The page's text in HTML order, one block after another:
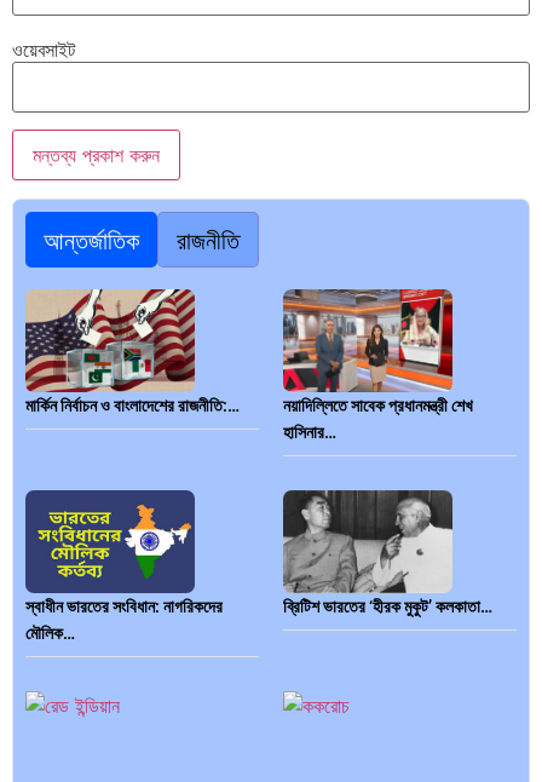
ওয়েবসাইট
আন্তর্জাতিক রাজনীতি
মার্কিন নির্বাচন ও বাংলাদেশের রাজনীতি:…
নয়াদিল্লিতে সাবেক প্রধানমন্ত্রী শেখ
হাসিনার…
স্বাধীন ভারতের সংবিধান: নাগরিকদের
মৌলিক…
ব্রিটিশ ভারতের ‘হীরক মুকুট’ কলকাতা…